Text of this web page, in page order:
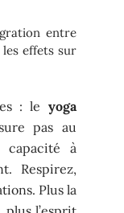
entre
effets sur
: le yoga
pas au
capacité à
Respirez,
Plus la